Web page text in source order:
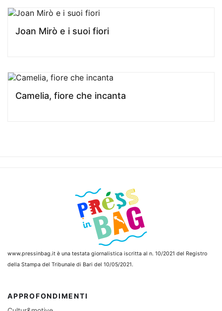
Joan Mirò e i suoi fiori
Camelia, fiore che incanta
www.pressinbag.it è una testata giornalistica iscritta al n. 10/2021 del Registro
della Stampa del Tribunale di Bari del 10/05/2021.
APPROFONDIMENTI